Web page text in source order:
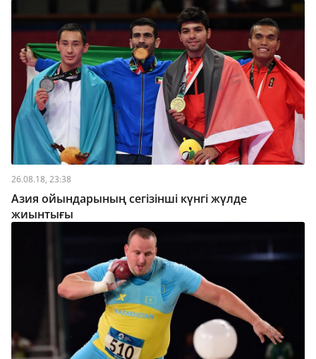
26.08.18, 23:38
Азия ойындарының сегізінші күнгі жүлде
жиынтығы